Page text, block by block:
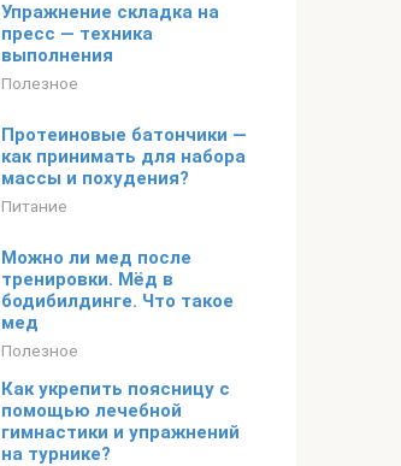
Упражнение складка на
пресс — техника
выполнения
Полезное
Протеиновые батончики —
как принимать для набора
массы и похудения?
Питание
Можно ли мед после
тренировки. Мёд в
бодибилдинге. Что такое
мед
Полезное
Как укрепить поясницу с
помощью лечебной
гимнастики и упражнений
на турнике?